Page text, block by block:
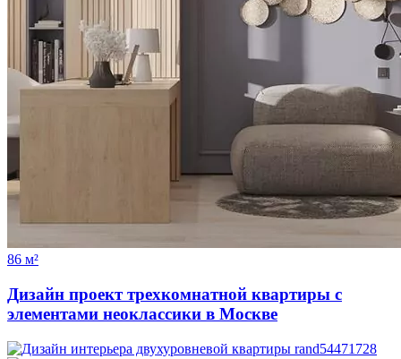
86 м²
Дизайн проект трехкомнатной квартиры с
элементами неоклассики в Москве